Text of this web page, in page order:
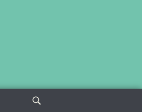
Sök
efter: